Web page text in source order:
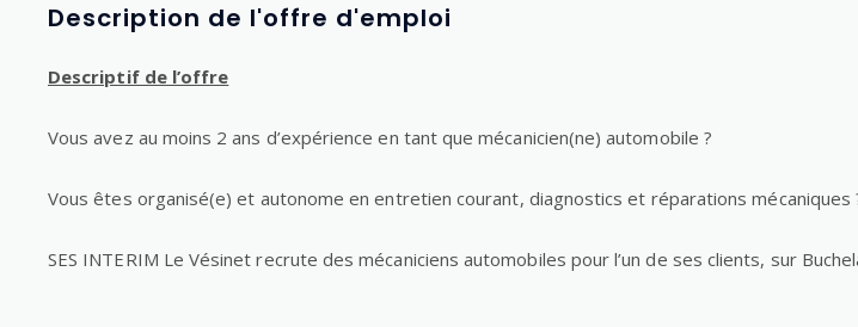
Description de l'offre d'emploi
Descriptif de l’offre
Vous avez au moins 2 ans d’expérience en tant que mécanicien(ne) automobile ?
Vous êtes organisé(e) et autonome en entretien courant, diagnostics et réparations mécaniques
SES INTERIM Le Vésinet recrute des mécaniciens automobiles pour l’un de ses clients, sur